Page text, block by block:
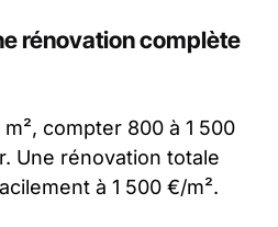
rénovation complète
compter 800 à 1 500
Une rénovation totale
à 1 500 €/m².